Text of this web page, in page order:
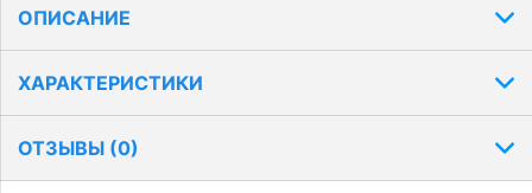
ОПИСАНИЕ
ХАРАКТЕРИСТИКИ
ОТЗЫВЫ (0)